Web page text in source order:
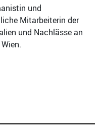
und
Mitarbeiterin der
und Nachlässe an